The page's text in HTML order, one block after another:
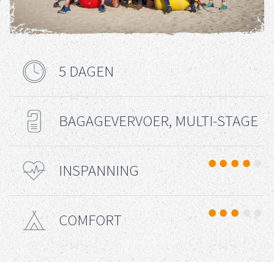
Reisduur
5 DAGEN
Reis Type
BAGAGEVERVOER, MULTI-STAGE
Uitdaging
INSPANNING
Comfort
COMFORT